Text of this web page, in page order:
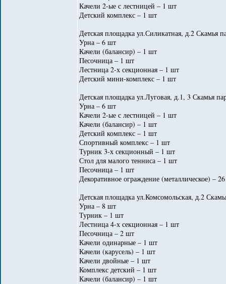
Качели 2-ые с лестницей – 1 шт
Детский комплекс – 1 шт
Детская площадка ул.Силикатная, д.2 Скамья
Урна – 6 шт
Качели (балансир) – 1 шт
Песочница – 1 шт
Лестница 2-х секционная – 1 шт
Детский мини-комплекс – 1 шт
Детская площадка ул.Луговая, д.1, 3 Скамья
Урна – 6 шт
Качели 2-ые с лестницей – 1 шт
Качели (балансир) – 1 шт
Детский комплекс – 1 шт
Спортивный комплекс – 1 шт
Турник 3-х секционный – 1 шт
Стол для малого тенниса – 1 шт
Песочница – 1 шт
Декоративное ограждение (металлическое) –
Детская площадка ул.Комсомольская, д.2
Урна – 8 шт
Турник – 1 шт
Лестница 4-х секционная – 1 шт
Песочница – 2 шт
Качели одинарные – 1 шт
Качели (карусель) – 1 шт
Качели двойные – 1 шт
Комплекс детский – 1 шт
Качели (балансир) – 1 шт